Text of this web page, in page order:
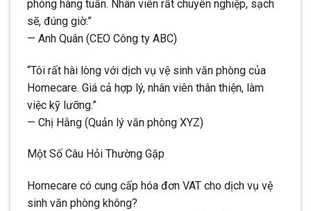
phòng hàng tuần. Nhân viên rất chuyên nghiệp, sạch
sẽ, đúng giờ.”
— Anh Quân (CEO Công ty ABC)
“Tôi rất hài lòng với dịch vụ vệ sinh văn phòng của
Homecare. Giá cả hợp lý, nhân viên thân thiện, làm
việc kỹ lưỡng.”
— Chị Hằng (Quản lý văn phòng XYZ)
Một Số Câu Hỏi Thường Gặp
Homecare có cung cấp hóa đơn VAT cho dịch vụ vệ
sinh văn phòng không?